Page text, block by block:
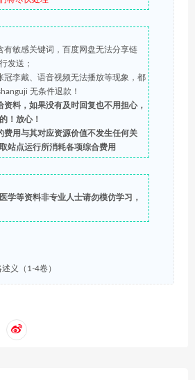
有敏感关键词，百度网盘无法分享链
发送；
冠李戴、语音视频无法播放等现象，都
无条件退款！
资料，如果没有及时回复也不用担心，
！放心！
费用与其对应资源价值不发生任何关
站点运行所消耗各项综合费用
学等资料非专业人士请勿模仿学习，
义（1-4卷）